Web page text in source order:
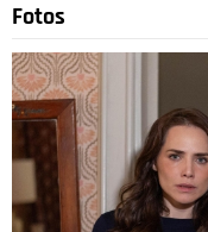
Fotos